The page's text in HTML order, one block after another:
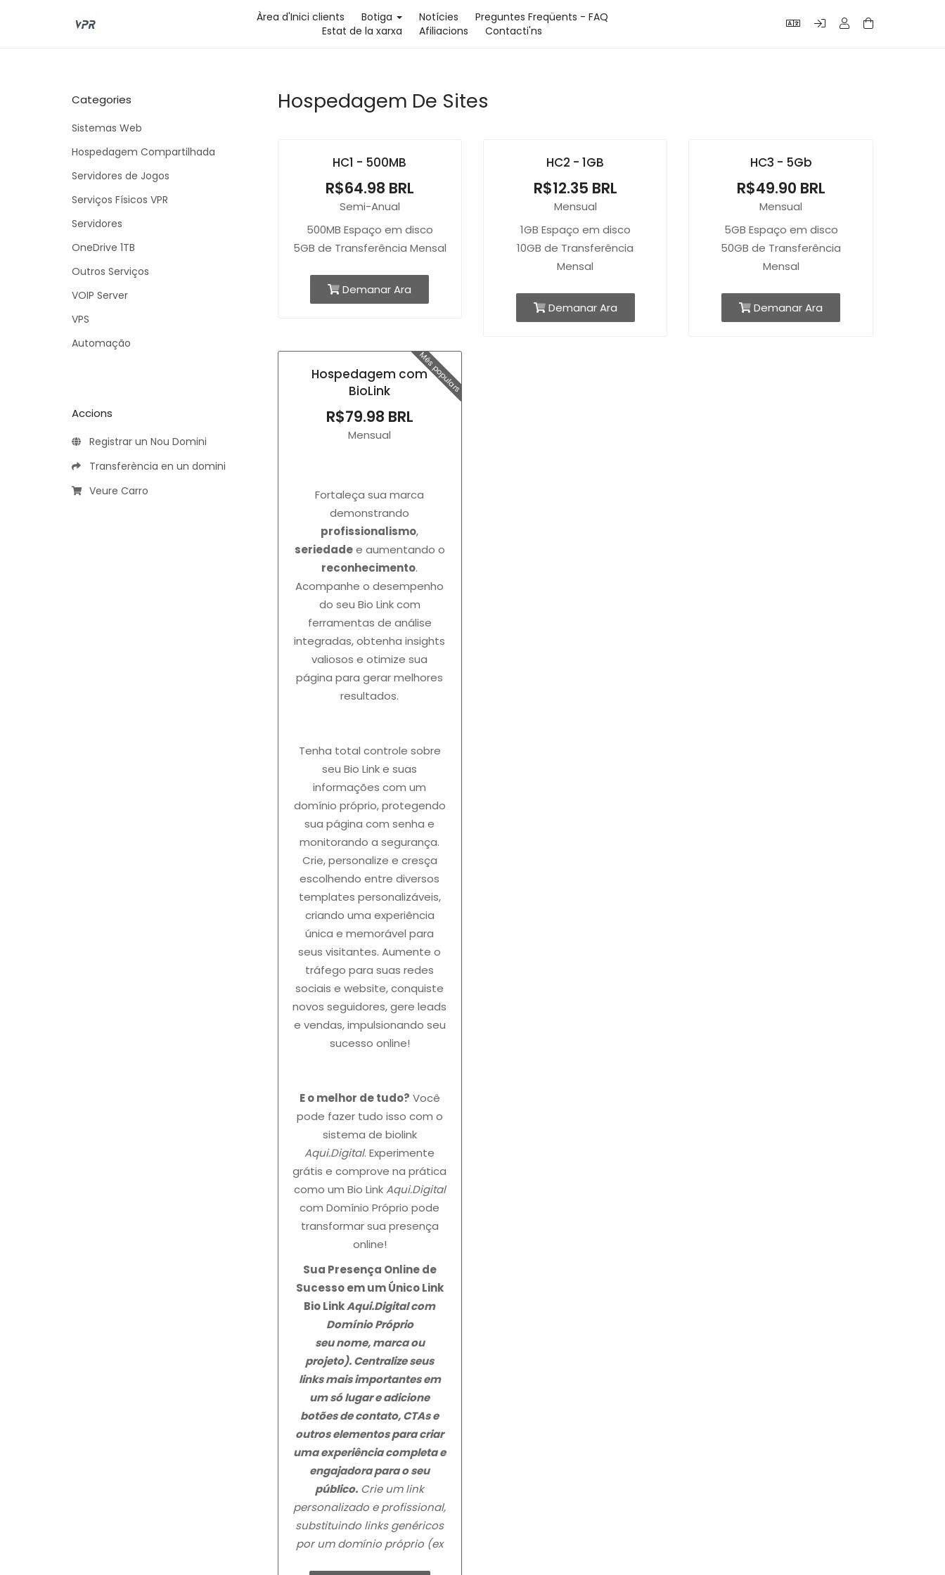
Àrea d'Inici clients Botiga Notícies
Preguntes Freqüents - FAQ
Estat de la xarxa
Afiliacions Contacti'ns
Categories
Sistemas Web
Hospedagem Compartilhada
Servidores de Jogos
Serviços Físicos VPR
Servidores
OneDrive 1TB
Outros Serviços
VOIP Server
VPS
Automação
Accions
Registrar un Nou Domini
Transferència en un domini
Veure Carro
Hospedagem De Sites
HC1 - 500MB
R$64.98 BRL
Semi-Anual
500MB Espaço em disco
5GB de Transferência Mensal
Demanar Ara
HC2 - 1GB
R$12.35 BRL
Mensual
1GB Espaço em disco
10GB de Transferência
Mensal
Demanar Ara
HC3 - 5Gb
R$49.90 BRL
Mensual
5GB Espaço em disco
50GB de Transferência
Mensal
Demanar Ara
Més populars
Hospedagem com
BioLink
R$79.98 BRL
Mensual
Fortaleça sua marca
demonstrando
profissionalismo,
seriedadee aumentando o
reconhecimento.
Acompanhe o desempenho
do seu Bio Link com
ferramentas de análise
integradas, obtenha insights
valiosos e otimize sua
página para gerar melhores
resultados.
Tenha total controle sobre
seu Bio Link e suas
informações com um
domínio próprio, protegendo
sua página com senha e
monitorando a segurança.
Crie, personalize e cresça
escolhendo entre diversos
templates personalizáveis,
criando uma experiência
única e memorável para
seus visitantes. Aumente o
tráfego para suas redes
sociais e website, conquiste
novos seguidores, gere leads
e vendas, impulsionando seu
sucesso online!
E o melhor de tudo? Você
pode fazer tudo isso com o
sistema de biolink
Aqui.Digital. Experimente
grátis e comprove na prática
como um Bio LinkAqui.Digital
com Domínio Próprio pode
transformar sua presença
online!
Sua Presença Online de
Sucesso em um Único Link
Bio LinkAqui.Digitalcom
Domínio Próprio
seu nome, marca ou
projeto). Centralize seus
links mais importantes em
um só lugar e adicione
botões de contato, CTAs e
outros elementos para criar
uma experiência completa e
engajadora para o seu
público. Crie um link
personalizado e profissional,
substituindo links genéricos
por um domínio próprio (ex